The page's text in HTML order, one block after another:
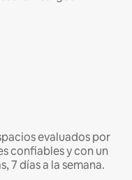
evaluados por
confiables y con un
7 días a la semana.